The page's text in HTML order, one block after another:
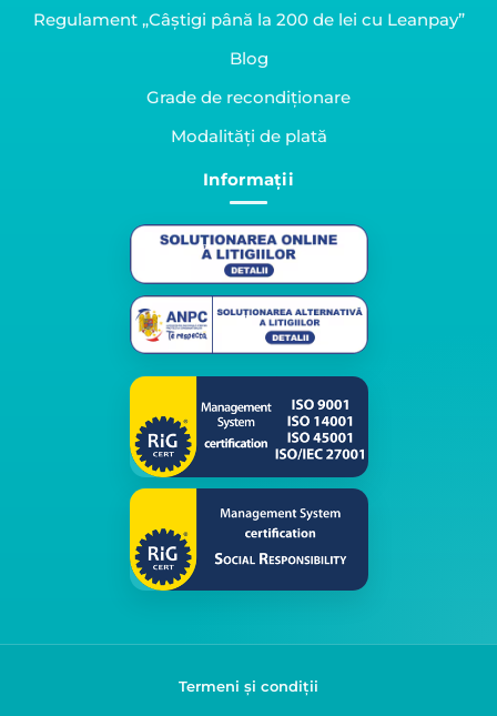
Regulament „Câștigi până la 200 de lei cu Leanpay”
Blog
Grade de recondiționare
Modalități de plată
Informații
Termeni și condiții